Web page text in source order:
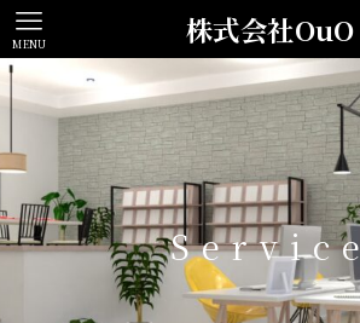
株式会社OuO
MENU
Service